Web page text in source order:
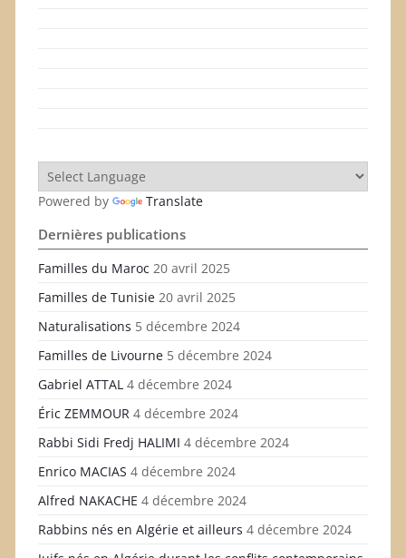
Powered by Translate
Dernières publications
Familles du Maroc 20 avril 2025
Familles de Tunisie 20 avril 2025
Naturalisations 5 décembre 2024
Familles de Livourne 5 décembre 2024
Gabriel ATTAL 4 décembre 2024
Éric ZEMMOUR 4 décembre 2024
Rabbi Sidi Fredj HALIMI 4 décembre 2024
Enrico MACIAS 4 décembre 2024
Alfred NAKACHE 4 décembre 2024
Rabbins nés en Algérie et ailleurs 4 décembre 2024